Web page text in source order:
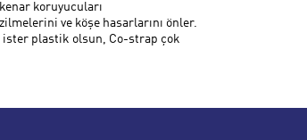
koruyucuları
ve köşe hasarlarını önler.
ister plastik olsun, Co-strap çok